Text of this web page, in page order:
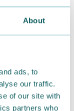
About
ads, to
our traffic.
of our site with
partners who